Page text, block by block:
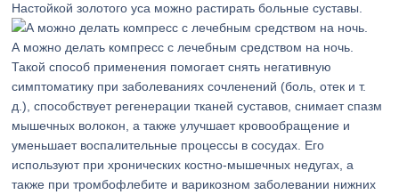
Настойкой золотого уса можно растирать больные суставы.
А можно делать компресс с лечебным средством на ночь.
Такой способ применения помогает снять негативную
симптоматику при заболеваниях сочленений (боль, отек и т.
д.), способствует регенерации тканей суставов, снимает спазм
мышечных волокон, а также улучшает кровообращение и
уменьшает воспалительные процессы в сосудах. Его
используют при хронических костно-мышечных недугах, а
также при тромбофлебите и варикозном заболевании нижних